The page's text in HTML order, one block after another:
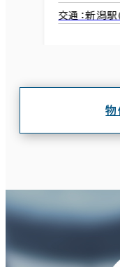
交通：新潟
物